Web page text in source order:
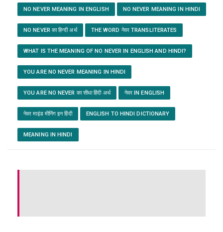
NO NEVER MEANING IN ENGLISH NO NEVER MEANING IN HINDI
NO NEVER का हिन्दी अर्थ THE WORD नेवर TRANSLITERATES
WHAT IS THE MEANING OF NO NEVER IN ENGLISH AND HINDI?
YOU ARE NO NEVER MEANING IN HINDI
YOU ARE NO NEVER का सीधा हिंदी अर्थ नेवर IN ENGLISH
नेवर माइंड मीनिंग इन हिंदी ENGLISH TO HINDI DICTIONARY
MEANING IN HINDI